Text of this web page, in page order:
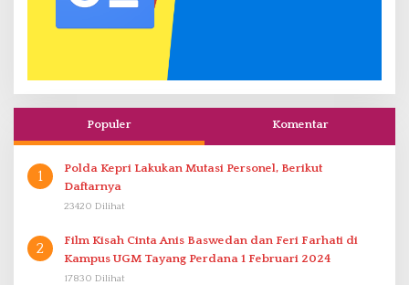
Populer Komentar
1
Polda Kepri Lakukan Mutasi Personel, Berikut
Daftarnya
23420 Dilihat
2
Film Kisah Cinta Anis Baswedan dan Feri Farhati di
Kampus UGM Tayang Perdana 1 Februari 2024
17830 Dilihat